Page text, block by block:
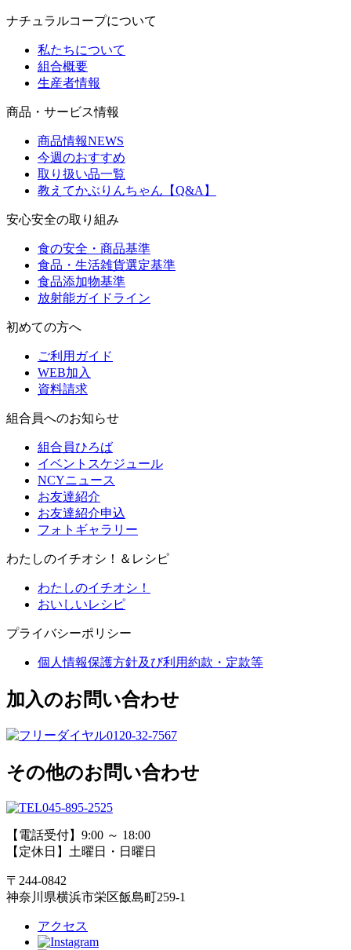
ナチュラルコープについて
私たちについて
組合概要
生産者情報
商品・サービス情報
商品情報NEWS
今週のおすすめ
取り扱い品一覧
教えてかぶりんちゃん【Q&A】
安心安全の取り組み
食の安全・商品基準
食品・生活雑貨選定基準
食品添加物基準
放射能ガイドライン
初めての方へ
ご利用ガイド
WEB加入
資料請求
組合員へのお知らせ
組合員ひろば
イベントスケジュール
NCYニュース
お友達紹介
お友達紹介申込
フォトギャラリー
わたしのイチオシ！＆レシピ
わたしのイチオシ！
おいしいレシピ
プライバシーポリシー
個人情報保護方針及び利用約款・定款等
加入のお問い合わせ
0120-32-7567
その他のお問い合わせ
045-895-2525
【電話受付】9:00 ～ 18:00
【定休日】土曜日・日曜日
〒244-0842
神奈川県横浜市栄区飯島町259-1
アクセス